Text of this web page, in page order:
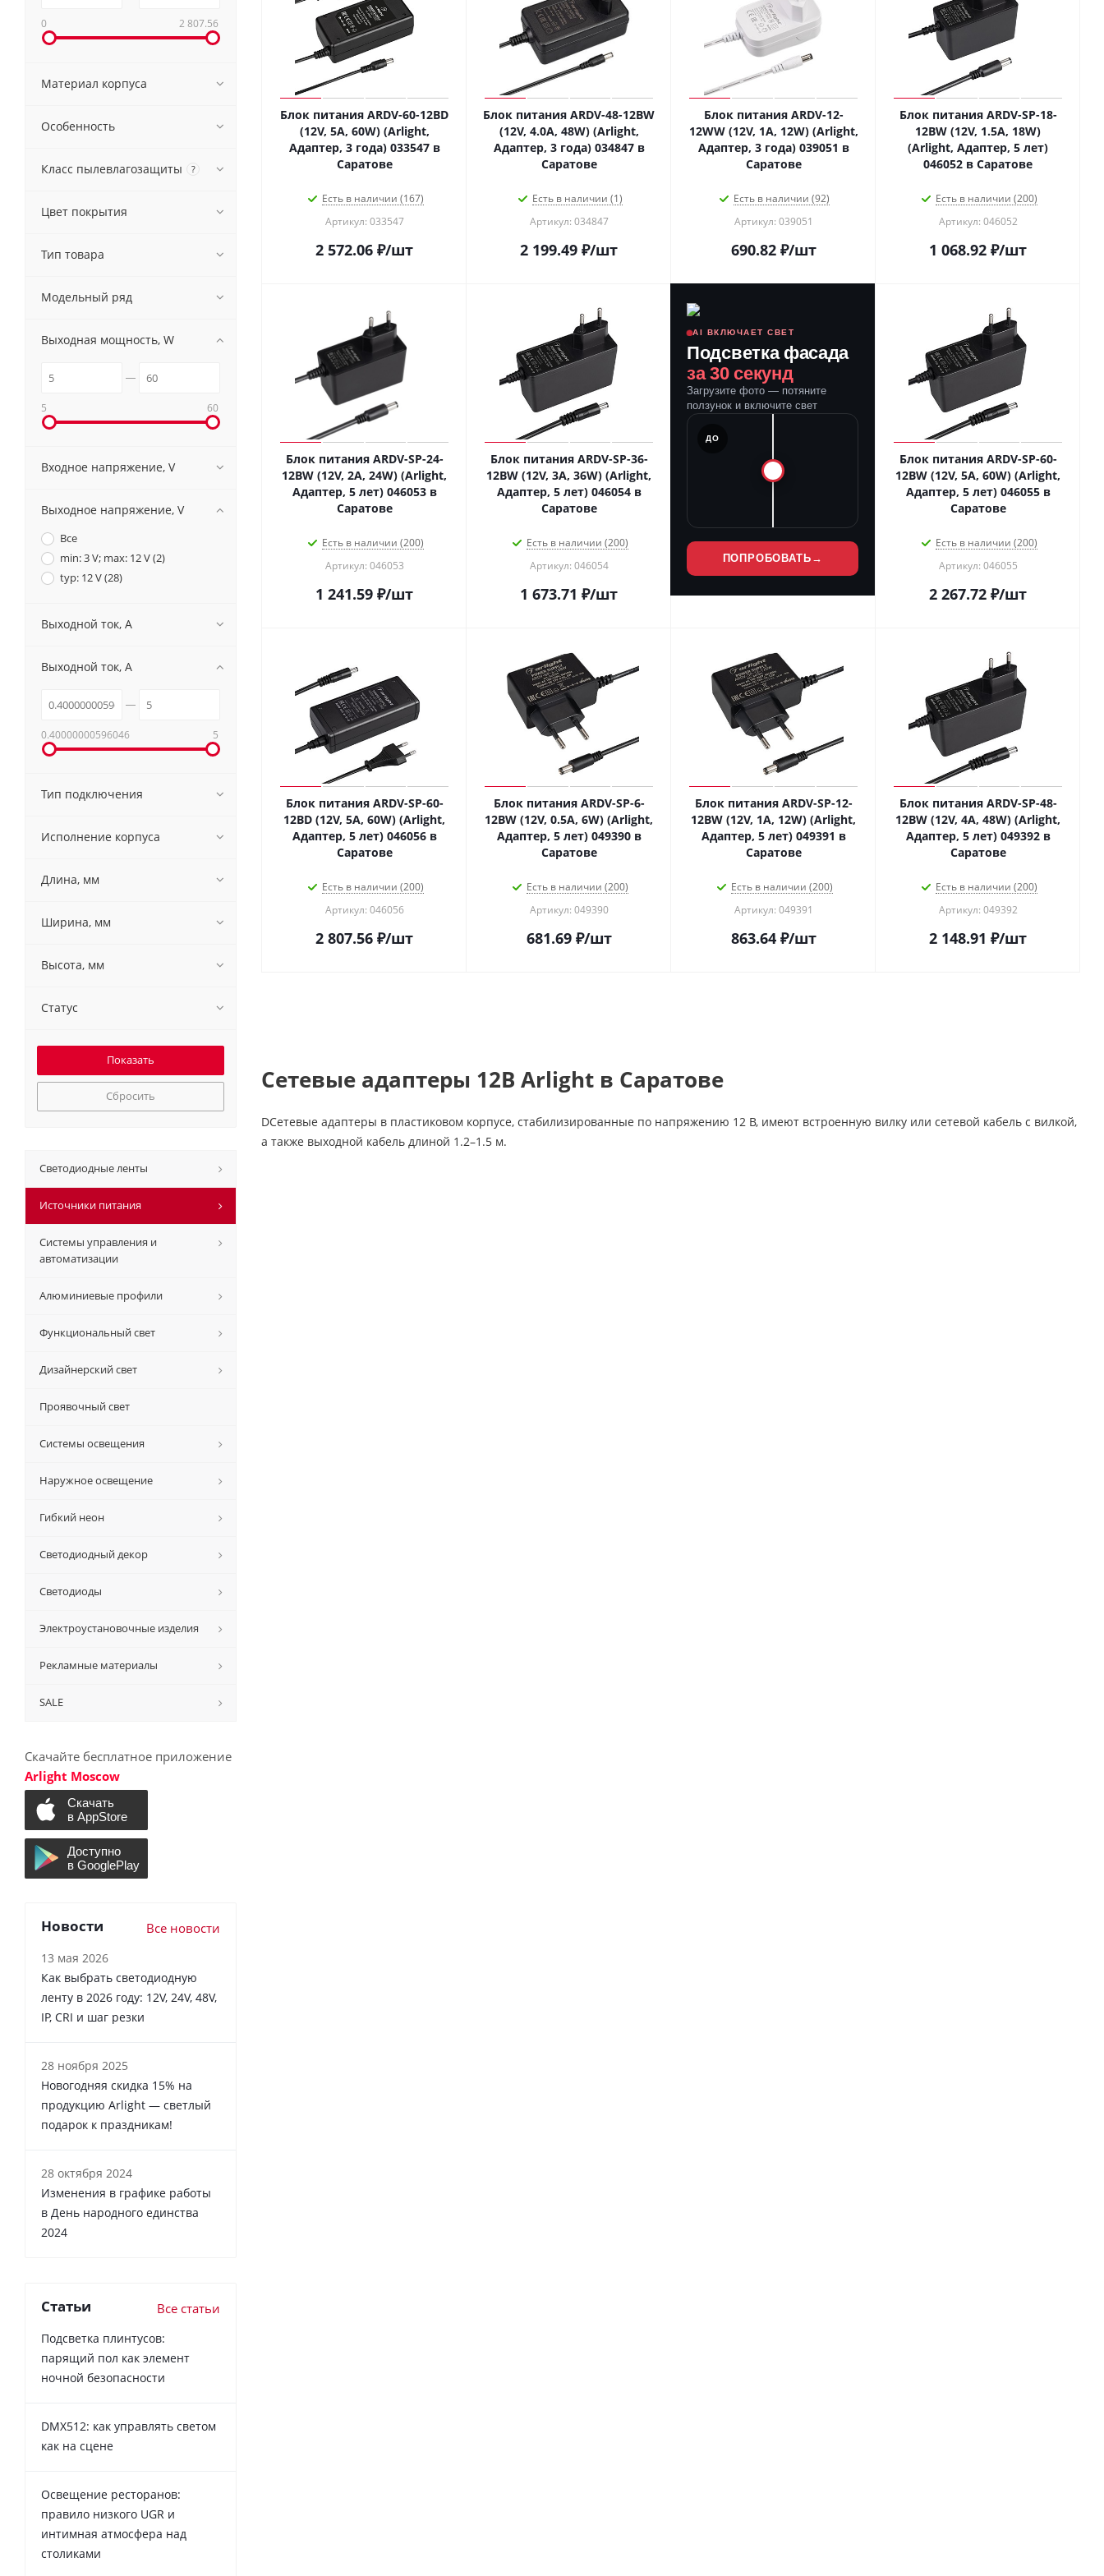
Блок питания ARDV-60-12BD
(12V, 5A, 60W) (Arlight,
Адаптер, 3 года) 033547 в
Саратове
Есть в наличии (167)
Артикул: 033547
2 572.06 ₽/шт
Блок питания ARDV-48-12BW
(12V, 4.0A, 48W) (Arlight,
Адаптер, 3 года) 034847 в
Саратове
Есть в наличии (1)
Артикул: 034847
2 199.49 ₽/шт
Блок питания ARDV-12-
12WW (12V, 1A, 12W) (Arlight,
Адаптер, 3 года) 039051 в
Саратове
Есть в наличии (92)
Артикул: 039051
690.82₽/шт
Блок питания ARDV-SP-18-
12BW (12V, 1.5A, 18W)
(Arlight, Адаптер, 5 лет)
046052 в Саратове
Есть в наличии (200)
Артикул: 046052
1 068.92 ₽/шт
Блок питания ARDV-SP-24-
12BW (12V, 2A, 24W) (Arlight,
Адаптер, 5 лет) 046053 в
Саратове
Есть в наличии (200)
Артикул: 046053
1 241.59 ₽/шт
Блок питания ARDV-SP-36-
12BW (12V, 3A, 36W) (Arlight,
Адаптер, 5 лет) 046054 в
Саратове
Есть в наличии (200)
Артикул: 046054
1 673.71 ₽/шт
AI ВКЛЮЧАЕТ СВЕТ
Подсветка фасада
за 30 секунд
Загрузите фото — потяните
ползунок и включите свет
ДО
ПОПРОБОВАТЬ →
Блок питания ARDV-SP-60-
12BW (12V, 5A, 60W) (Arlight,
Адаптер, 5 лет) 046055 в
Саратове
Есть в наличии (200)
Артикул: 046055
2 267.72 ₽/шт
Блок питания ARDV-SP-60-
12BD (12V, 5A, 60W) (Arlight,
Адаптер, 5 лет) 046056 в
Саратове
Есть в наличии (200)
Артикул: 046056
2 807.56 ₽/шт
Блок питания ARDV-SP-6-
12BW (12V, 0.5A, 6W) (Arlight,
Адаптер, 5 лет) 049390 в
Саратове
Есть в наличии (200)
Артикул: 049390
681.69₽/шт
Блок питания ARDV-SP-12-
12BW (12V, 1A, 12W) (Arlight,
Адаптер, 5 лет) 049391 в
Саратове
Есть в наличии (200)
Артикул: 049391
863.64₽/шт
Блок питания ARDV-SP-48-
12BW (12V, 4A, 48W) (Arlight,
Адаптер, 5 лет) 049392 в
Саратове
Есть в наличии (200)
Артикул: 049392
2 148.91 ₽/шт
Сетевые адаптеры 12В Arlight в Саратове
DСетевые адаптеры в пластиковом корпусе, стабилизированные по напряжению 12 В, имеют встроенную вилку или сетевой кабель с вилкой,
а также выходной кабель длиной 1.2–1.5 м.
0 2 807.56
Материал корпуса
Особенность
Класс пылевлагозащиты ?
Цвет покрытия
Тип товара
Модельный ряд
Выходная мощность, W
5 60
Входное напряжение, V
Выходное напряжение, V
Все
min: 3 V; max: 12 V (2)
typ: 12 V (28)
Выходной ток, A
Выходной ток, A
0.40000000596046 5
Тип подключения
Исполнение корпуса
Длина, мм
Ширина, мм
Высота, мм
Статус
Сбросить
Светодиодные ленты
Источники питания
Системы управления и
автоматизации
Алюминиевые профили
Функциональный свет
Дизайнерский свет
Проявочный свет
Системы освещения
Наружное освещение
Гибкий неон
Светодиодный декор
Светодиоды
Электроустановочные изделия
Рекламные материалы
SALE
Скачайте бесплатное приложение
Arlight Moscow
Новости Все новости
13 мая 2026
Как выбрать светодиодную
ленту в 2026 году: 12V, 24V, 48V,
IP, CRI и шаг резки
28 ноября 2025
Новогодняя скидка 15% на
продукцию Arlight — светлый
подарок к праздникам!
28 октября 2024
Изменения в графике работы
в День народного единства
2024
Статьи Все статьи
Подсветка плинтусов:
парящий пол как элемент
ночной безопасности
DMX512: как управлять светом
как на сцене
Освещение ресторанов:
правило низкого UGR и
интимная атмосфера над
столиками